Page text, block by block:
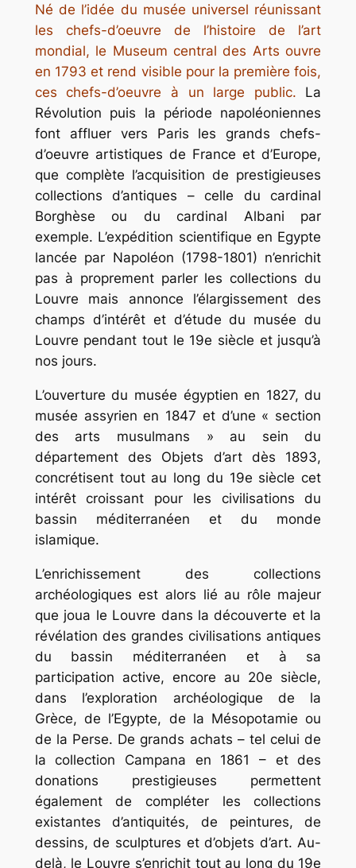
Né de l’idée du musée universel réunissant
les chefs-d’oeuvre de l’histoire de l’art
mondial, le Museum central des Arts ouvre
en 1793 et rend visible pour la première fois,
ces chefs-d’oeuvre à un large public. La
Révolution puis la période napoléoniennes
font affluer vers Paris les grands chefs-
d’oeuvre artistiques de France et d’Europe,
que complète l’acquisition de prestigieuses
collections d’antiques – celle du cardinal
Borghèse ou du cardinal Albani par
exemple. L’expédition scientifique en Egypte
lancée par Napoléon (1798-1801) n’enrichit
pas à proprement parler les collections du
Louvre mais annonce l’élargissement des
champs d’intérêt et d’étude du musée du
Louvre pendant tout le 19e siècle et jusqu’à
nos jours.
L’ouverture du musée égyptien en 1827, du
musée assyrien en 1847 et d’une « section
des arts musulmans » au sein du
département des Objets d’art dès 1893,
concrétisent tout au long du 19e siècle cet
intérêt croissant pour les civilisations du
bassin méditerranéen et du monde
islamique.
L’enrichissement des collections
archéologiques est alors lié au rôle majeur
que joua le Louvre dans la découverte et la
révélation des grandes civilisations antiques
du bassin méditerranéen et à sa
participation active, encore au 20e siècle,
dans l’exploration archéologique de la
Grèce, de l’Egypte, de la Mésopotamie ou
de la Perse. De grands achats – tel celui de
la collection Campana en 1861 – et des
donations prestigieuses permettent
également de compléter les collections
existantes d’antiquités, de peintures, de
dessins, de sculptures et d’objets d’art. Au-
delà, le Louvre s’enrichit tout au long du 19e